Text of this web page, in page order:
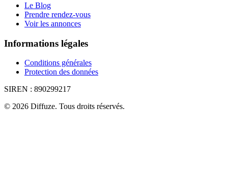
Le Blog
Prendre rendez-vous
Voir les annonces
Informations légales
Conditions générales
Protection des données
SIREN : 890299217
© 2026 Diffuze. Tous droits réservés.